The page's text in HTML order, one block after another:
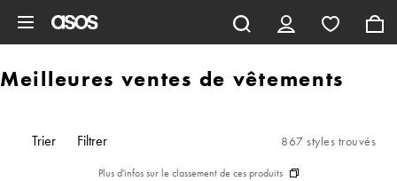
Meilleures ventes de vêtements
Trier Filtrer 867 styles trouvés
Plus d'infos sur le classement de ces produits